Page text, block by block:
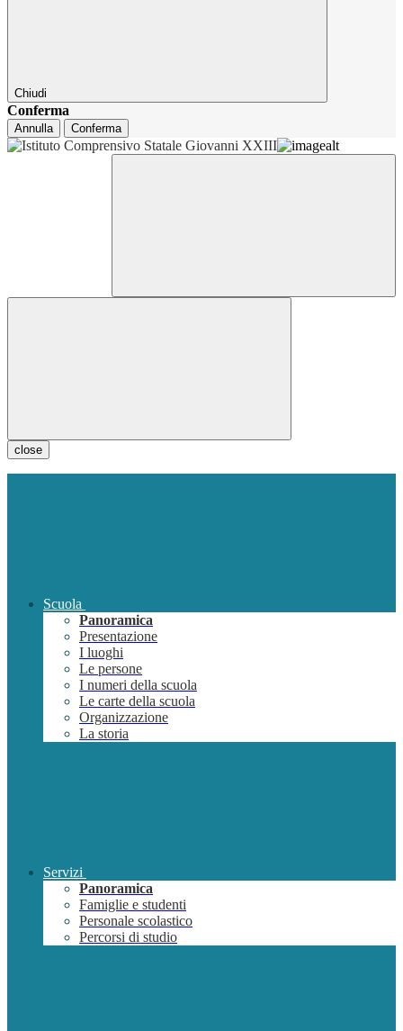
Chiudi
Conferma
Annulla Conferma
close
Scuola
Panoramica
Presentazione
I luoghi
Le persone
I numeri della scuola
Le carte della scuola
Organizzazione
La storia
Servizi
Panoramica
Famiglie e studenti
Personale scolastico
Percorsi di studio